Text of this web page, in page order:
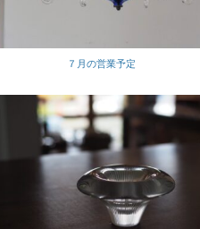
７月の営業予定